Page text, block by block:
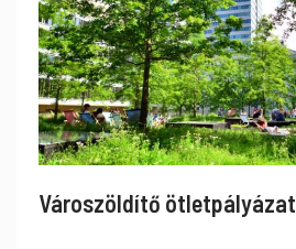
Városzöldítő ötletpályázat